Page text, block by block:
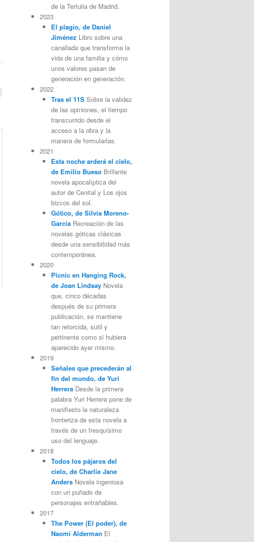
de la Tertulia de Madrid.
2023
El plagio, de Daniel
Jiménez Libro sobre una
canallada que transforma la
vida de una familia y cómo
unos valores pasan de
generación en generación.
2022
Tras el 11SSobre la validez
de las opiniones, el tiempo
transcurrido desde el
acceso a la obra y la
manera de formularlas.
2021
Esta noche arderá el cielo,
de Emilio BuesoBrillante
novela apocalíptica del
autor de Cenital y Los ojos
bizcos del sol.
Gótico, de Silvia Moreno-
GarcíaRecreación de las
novelas góticas clásicas
desde una sensibilidad más
contemporánea.
2020
Picnic en Hanging Rock,
de Joan LindsayNovela
que, cinco décadas
después de su primera
publicación, se mantiene
tan retorcida, sutil y
pertinente como si hubiera
aparecido ayer mismo.
2019
Señales que precederán al
fin del mundo, de Yuri
HerreraDesde la primera
palabra Yuri Herrera pone de
manifiesto la naturaleza
fronteriza de esta novela a
través de un fresquísimo
uso del lenguaje.
2018
Todos los pájaros del
cielo, de Charlie Jane
AndersNovela ingeniosa
con un puñado de
personajes entrañables.
2017
The Power (El poder), de
Naomi Alderman El